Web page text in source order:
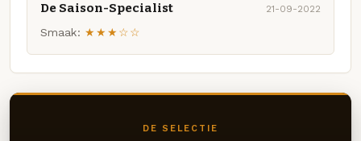
De Saison-Specialist 21-09-2022
Smaak: ★★★☆☆
DE SELECTIE